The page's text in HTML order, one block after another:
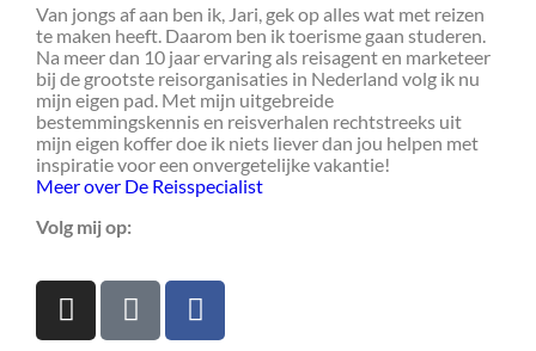
Van jongs af aan ben ik, Jari, gek op alles wat met reizen
te maken heeft. Daarom ben ik toerisme gaan studeren.
Na meer dan 10 jaar ervaring als reisagent en marketeer
bij de grootste reisorganisaties in Nederland volg ik nu
mijn eigen pad. Met mijn uitgebreide
bestemmingskennis en reisverhalen rechtstreeks uit
mijn eigen koffer doe ik niets liever dan jou helpen met
inspiratie voor een onvergetelijke vakantie!
Meer over De Reisspecialist
Volg mij op: